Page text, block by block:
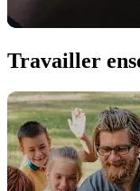
Travailler